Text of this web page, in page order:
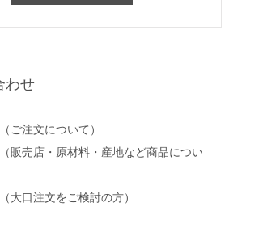
わせ
ご注文について）
販売店・原材料・産地など商品につい
大口注文をご検討の方）